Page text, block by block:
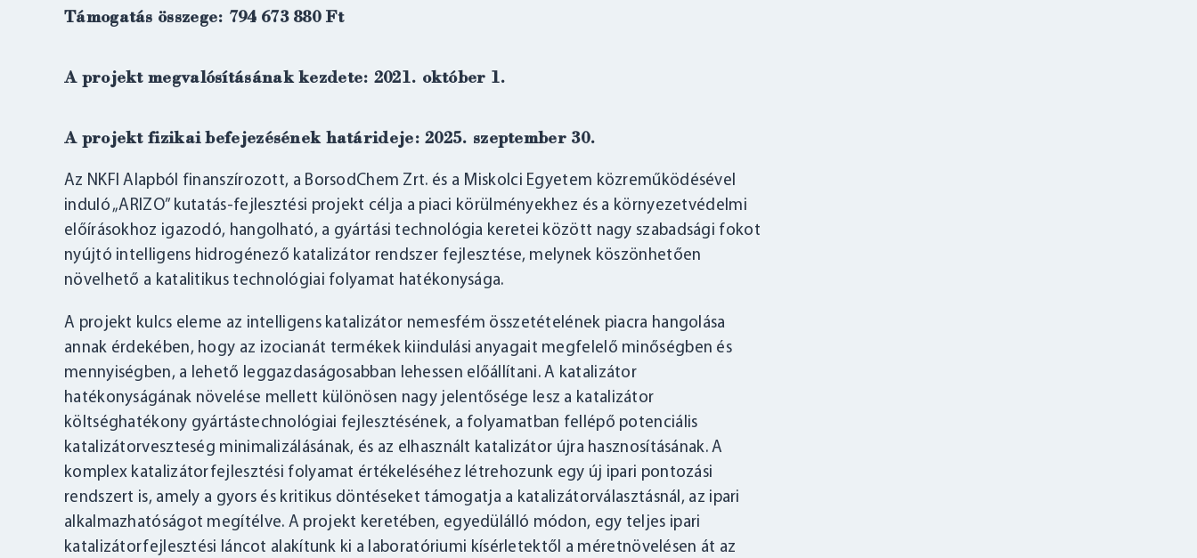
Támogatás összege: 794 673 880 Ft
A projekt megvalósításának kezdete: 2021. október 1.
A projekt fizikai befejezésének határideje: 2025. szeptember 30.
Az NKFI Alapból finanszírozott, a BorsodChem Zrt. és a Miskolci Egyetem közreműködésével
induló „ARIZO” kutatás-fejlesztési projekt célja a piaci körülményekhez és a környezetvédelmi
előírásokhoz igazodó, hangolható, a gyártási technológia keretei között nagy szabadsági fokot
nyújtó intelligens hidrogénező katalizátor rendszer fejlesztése, melynek köszönhetően
növelhető a katalitikus technológiai folyamat hatékonysága.
A projekt kulcs eleme az intelligens katalizátor nemesfém összetételének piacra hangolása
annak érdekében, hogy az izocianát termékek kiindulási anyagait megfelelő minőségben és
mennyiségben, a lehető leggazdaságosabban lehessen előállítani. A katalizátor
hatékonyságának növelése mellett különösen nagy jelentősége lesz a katalizátor
költséghatékony gyártástechnológiai fejlesztésének, a folyamatban fellépő potenciális
katalizátorveszteség minimalizálásának, és az elhasznált katalizátor újra hasznosításának. A
komplex katalizátorfejlesztési folyamat értékeléséhez létrehozunk egy új ipari pontozási
rendszert is, amely a gyors és kritikus döntéseket támogatja a katalizátorválasztásnál, az ipari
alkalmazhatóságot megítélve. A projekt keretében, egyedülálló módon, egy teljes ipari
katalizátorfejlesztési láncot alakítunk ki a laboratóriumi kísérletektől a méretnövelésen át az